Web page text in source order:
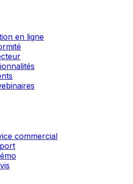
en ligne
commercial